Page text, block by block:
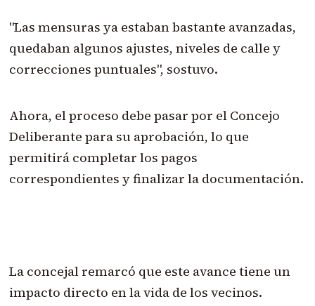
"Las mensuras ya estaban bastante avanzadas,
quedaban algunos ajustes, niveles de calle y
correcciones puntuales", sostuvo.
Ahora, el proceso debe pasar por el Concejo
Deliberante para su aprobación, lo que
permitirá completar los pagos
correspondientes y finalizar la documentación.
La concejal remarcó que este avance tiene un
impacto directo en la vida de los vecinos.